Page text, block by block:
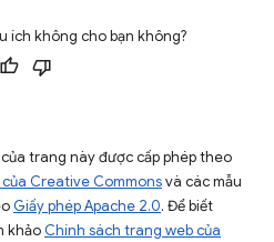
ích không cho bạn không?
trang này được cấp phép theo
Creative Commonsvà các mẫu
Giấy phép Apache 2.0. Để biết
khảo Chính sách trang web của